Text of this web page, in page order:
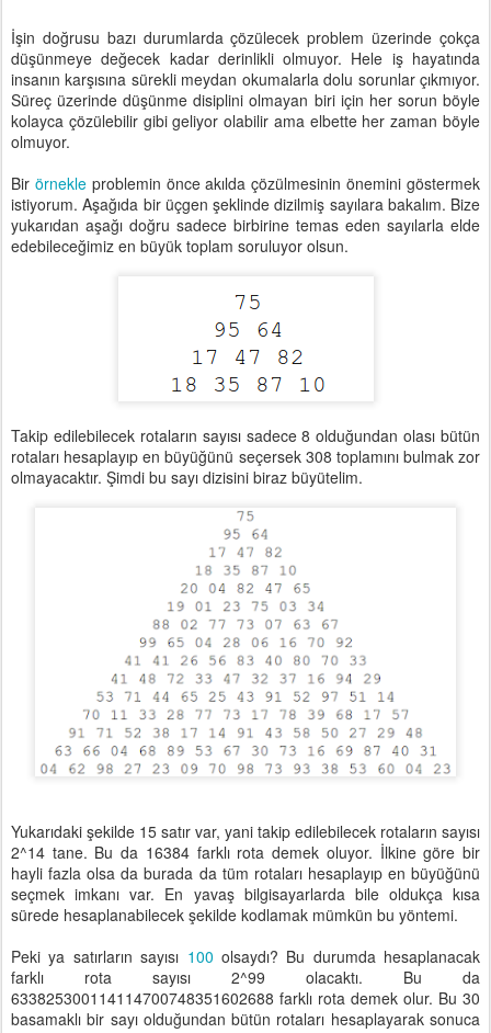
İşin doğrusu bazı durumlarda çözülecek problem üzerinde çokça
düşünmeye değecek kadar derinlikli olmuyor. Hele iş hayatında
insanın karşısına sürekli meydan okumalarla dolu sorunlar çıkmıyor.
Süreç üzerinde düşünme disiplini olmayan biri için her sorun böyle
kolayca çözülebilir gibi geliyor olabilir ama elbette her zaman böyle
olmuyor.
Bir örnekleproblemin önce akılda çözülmesinin önemini göstermek
istiyorum. Aşağıda bir üçgen şeklinde dizilmiş sayılara bakalım. Bize
yukarıdan aşağı doğru sadece birbirine temas eden sayılarla elde
edebileceğimiz en büyük toplam soruluyor olsun.
Takip edilebilecek rotaların sayısı sadece 8 olduğundan olası bütün
rotaları hesaplayıp en büyüğünü seçersek 308 toplamını bulmak zor
olmayacaktır. Şimdi bu sayı dizisini biraz büyütelim.
Yukarıdaki şekilde 15 satır var, yani takip edilebilecek rotaların sayısı
2^14 tane. Bu da 16384 farklı rota demek oluyor. İlkine göre bir
hayli fazla olsa da burada da tüm rotaları hesaplayıp en büyüğünü
seçmek imkanı var. En yavaş bilgisayarlarda bile oldukça kısa
sürede hesaplanabilecek şekilde kodlamak mümkün bu yöntemi.
Peki ya satırların sayısı 100 olsaydı? Bu durumda hesaplanacak
farklı rota sayısı 2^99 olacaktı. Bu da
633825300114114700748351602688 farklı rota demek olur. Bu 30
basamaklı bir sayı olduğundan bütün rotaları hesaplayarak sonuca